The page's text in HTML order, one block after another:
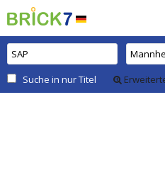
Suche in nur Titel